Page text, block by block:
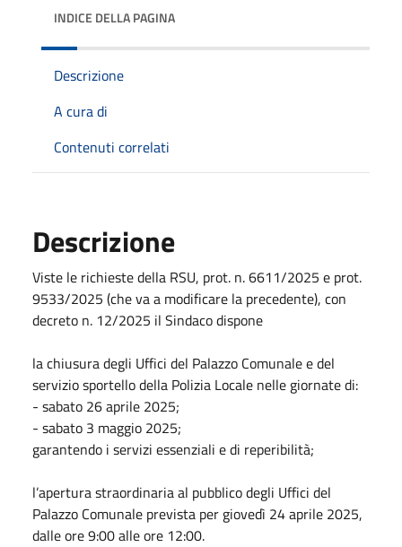
INDICE DELLA PAGINA
Descrizione
A cura di
Contenuti correlati
Descrizione
Viste le richieste della RSU, prot. n. 6611/2025 e prot.
9533/2025 (che va a modificare la precedente), con
decreto n. 12/2025 il Sindaco dispone
la chiusura degli Uffici del Palazzo Comunale e del
servizio sportello della Polizia Locale nelle giornate di:
- sabato 26 aprile 2025;
- sabato 3 maggio 2025;
garantendo i servizi essenziali e di reperibilità;
l’apertura straordinaria al pubblico degli Uffici del
Palazzo Comunale prevista per giovedì 24 aprile 2025,
dalle ore 9:00 alle ore 12:00.